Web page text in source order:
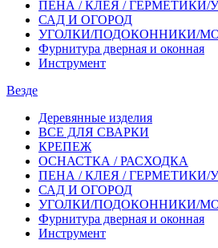
ПЕНА / КЛЕЯ /
САД И ОГОРОД
УГОЛКИ/ПОДОКОННИКИ/
Фурнитура дверная и оконная
Инструмент
Везде
Деревянные изделия
ВСЕ ДЛЯ СВАРКИ
КРЕПЕЖ
ОСНАСТКА / РАСХОДКА
ПЕНА / КЛЕЯ /
САД И ОГОРОД
УГОЛКИ/ПОДОКОННИКИ/
Фурнитура дверная и оконная
Инструмент